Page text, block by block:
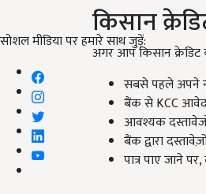
सोशल मीडिया पर हमारे साथ जुड़ें:
किसान
अगर आप किसान क्रेडिट
सबसे पहले अपने
बैंक से KCC
आवश्यक
बैंक द्वारा
पात्र पाए जाने